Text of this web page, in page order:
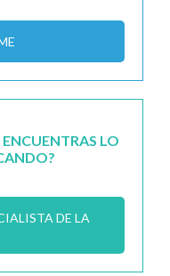
ENCUENTRAS LO
DE LA